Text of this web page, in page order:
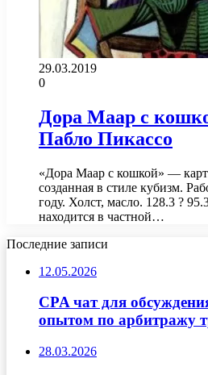
29.03.2019
0
Дора Маар с
Пабло Пикассо
«Дора Маар с кошкой» —
созданная в стиле кубизм.
году. Холст, масло. 128.3 ?
находится в частной…
Последние записи
12.05.2026
CPA чат для
опытом по арбитражу
28.03.2026